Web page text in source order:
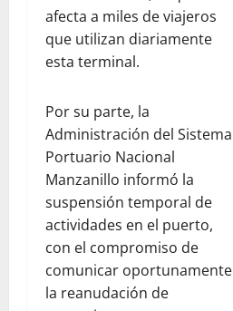
afecta a miles de viajeros
que utilizan diariamente
esta terminal.
Por su parte, la
Administración del Sistema
Portuario Nacional
Manzanillo informó la
suspensión temporal de
actividades en el puerto,
con el compromiso de
comunicar oportunamente
la reanudación de